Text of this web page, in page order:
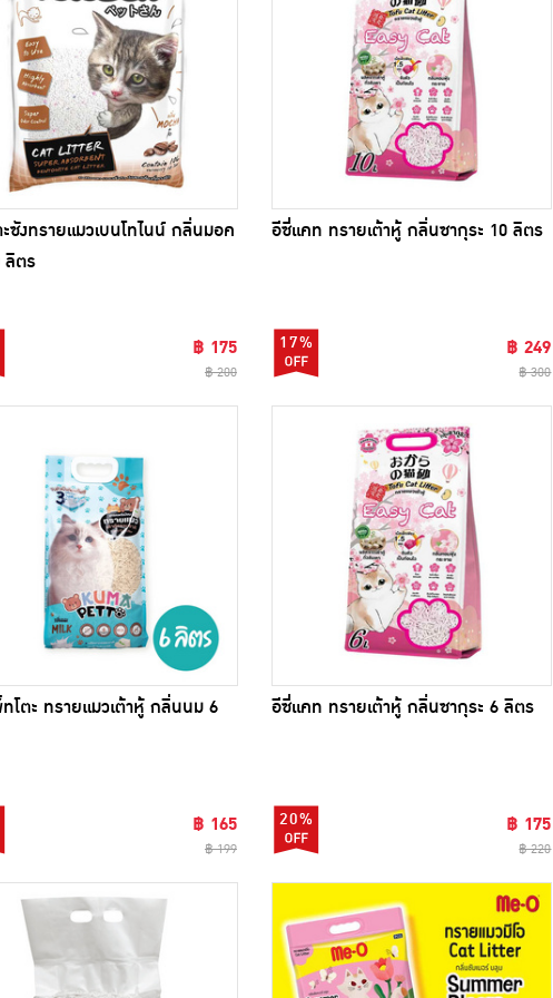
ะซังทรายแมวเบนโทไนน์ กลิ่นมอค
ลิตร
฿ 175
฿ 200
อีซี่แคท ทรายเต้าหู้ กลิ่นซากุระ 10 ลิตร
17% ฿ 249
฿ 300
ทโตะ ทรายแมวเต้าหู้ กลิ่นนม 6
฿ 165
฿ 199
อีซี่แคท ทรายเต้าหู้ กลิ่นซากุระ 6 ลิตร
20% ฿ 175
฿ 220